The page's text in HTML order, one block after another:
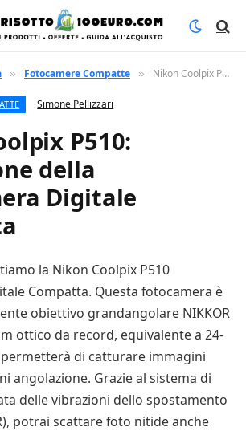
» Fotocamere Compatte » Nikon Coolpix P510: Recensione della Fotocamera Digitale Compatta
Simone Pellizzari
P510:
della
Digitale
la Nikon Coolpix P510
Compatta. Questa fotocamera è
obiettivo grandangolare NIKKOR
ottico da record, equivalente a 24-
di catturare immagini
angolazione. Grazie al sistema di
delle vibrazioni dello spostamento
potrai scattare foto nitide anche